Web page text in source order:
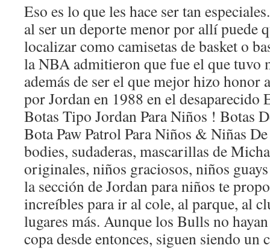
Eso es lo que les hace ser tan
al ser un deporte menor por allí puede
localizar como camisetas de basket o
la NBA admitieron que fue el que tuvo
además de ser el que mejor hizo
por Jordan en 1988 en el desaparecido
Botas Tipo Jordan Para Niños ! Botas
Bota Paw Patrol Para Niños & Niñas
bodies, sudaderas, mascarillas de
originales, niños graciosos, niños
la sección de Jordan para niños te
increíbles para ir al cole, al parque, al
lugares más. Aunque los Bulls no
copa desde entonces, siguen siendo un